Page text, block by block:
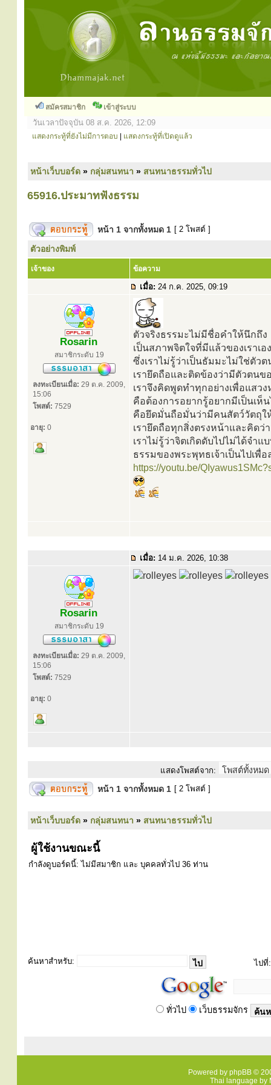
สมัครสมาชิก เข้าสู่ระบบ
วันเวลาปัจจุบัน 08 ส.ค. 2026, 12:09
แสดงกระทู้ที่ยังไม่มีการตอบ แสดงกระทู้ที่เปิดดูแล้ว
หน้าเว็บบอร์ด » กลุ่มสนทนา » สนทนาธรรมทั่วไป
65916.ประมาทฟังธรรม
หน้า 1 จากทั้งหมด 1 [ 2 โพสต์ ]
ตัวอย่างพิมพ์
เจ้าของ ข้อความ
เมื่อ: 24 ก.ค. 2025, 09:19
Rosarin
สมาชิกระดับ 19
ลงทะเบียนเมื่อ: 29 ต.ค. 2009,
15:06
โพสต์: 7529
อายุ: 0
ตัวจริงธรรมะไม่มีชื่อคำให้นึกถึง
เป็นสภาพจิตใจที่มีแล้วของเราเอง
ซึ่งเราไม่รู้ว่าเป็นธัมมะไม่ใช่ตัวต
เรายึดถือและติดข้องว่ามีตัวตนขอ
เราจึงคิดพูดทำทุกอย่างเพื่อแสว
คือต้องการอยากรู้อยากมีเป็นเห็
คือยึดมั่นถือมั่นว่ามีคนสัตว์วัตถุใ
เรายึดถือทุกสิ่งตรงหน้าและคิดว่
เราไม่รู้ว่าจิตเกิดดับไปไม่ได้จำแ
ธรรมของพระพุทธเจ้า​เป็นไปเพื่
https://youtu.be/
เมื่อ: 14 ม.ค. 2026, 10:38
Rosarin
สมาชิกระดับ 19
ลงทะเบียนเมื่อ: 29 ต.ค. 2009,
15:06
โพสต์: 7529
อายุ: 0
แสดงโพสต์จาก:
หน้า 1 จากทั้งหมด 1 [ 2 โพสต์ ]
หน้าเว็บบอร์ด » กลุ่มสนทนา » สนทนาธรรมทั่วไป
ผู้ใช้งานขณะนี้
กำลังดูบอร์ดนี้: ไม่มีสมาชิก และ บุคคลทั่วไป 36 ท่าน
ค้นหาสำหรับ: ไปที่:
ทั่วไป เว็บธรรมจักร
Powered by phpBB ©
Thai language by